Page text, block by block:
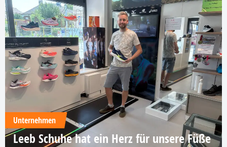
Unternehmen
Leeb Schuhe hat ein Herz für unsere Füße